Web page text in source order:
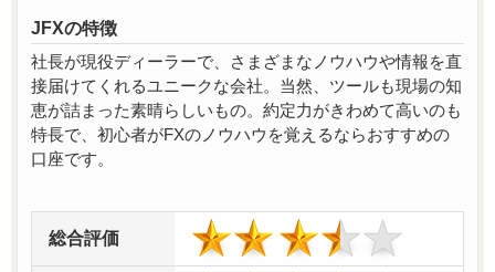
JFXの特徴
社長が現役ディーラーで、さまざまなノウハウや情報を直
接届けてくれるユニークな会社。当然、ツールも現場の知
恵が詰まった素晴らしいもの。約定力がきわめて高いのも
特長で、初心者がFXのノウハウを覚えるならおすすめの
口座です。
総合評価